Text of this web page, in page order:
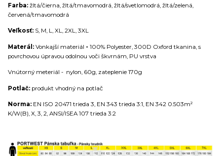
Farba: žltá/čierna, žltá/tmavomodrá, žltá/svetlomodrá, žltá/zelená,
červená/tmavomodrá
Veľkosť: S, M, L, XL, 2XL, 3XL
Materál: Vonkajší materiál - 100% Polyester, 300D Oxford tkanina, s
povrchovou úpravou odolnou voči škvrnám, PU vrstva
Vnútorný meteriál - nylon, 60g, zateplenie 170g
Potlač: produkt vhodný na potlač
Norma: EN ISO 20471 trieda 3, EN 343 trieda 3:1, EN 342 0.503m²
K/W(B), X, 3, 2, ANSI/ISEA 107 trieda 3:2